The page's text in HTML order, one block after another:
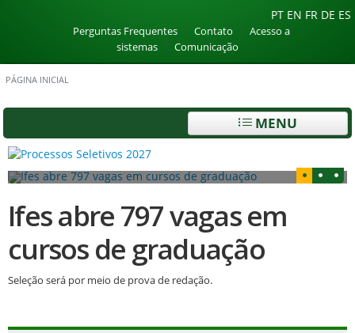
PT EN FR DE ES
Perguntas Frequentes Contato
Acesso a
sistemas
Comunicação
PÁGINA INICIAL
MENU
Ifes abre 797 vagas em
cursos de graduação
Seleção será por meio de prova de redação.